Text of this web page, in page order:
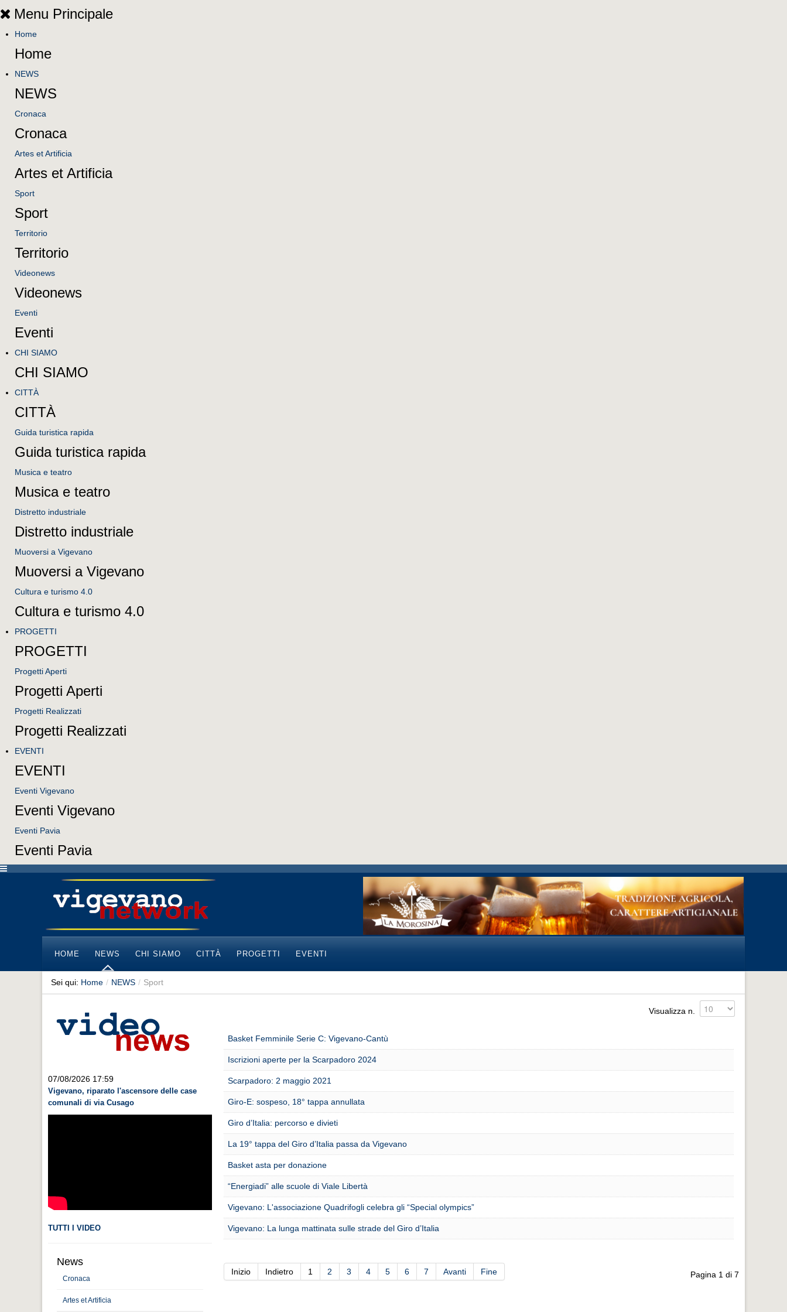
Menu Principale
Home
Home
NEWS
NEWS
Cronaca
Cronaca
Artes et Artificia
Artes et Artificia
Sport
Sport
Territorio
Territorio
Videonews
Videonews
Eventi
Eventi
CHI SIAMO
CHI SIAMO
CITTÀ
CITTÀ
Guida turistica rapida
Guida turistica rapida
Musica e teatro
Musica e teatro
Distretto industriale
Distretto industriale
Muoversi a Vigevano
Muoversi a Vigevano
Cultura e turismo 4.0
Cultura e turismo 4.0
PROGETTI
PROGETTI
Progetti Aperti
Progetti Aperti
Progetti Realizzati
Progetti Realizzati
EVENTI
EVENTI
Eventi Vigevano
Eventi Vigevano
Eventi Pavia
Eventi Pavia
HOME NEWS CHI SIAMO CITTÀ PROGETTI EVENTI
Sei qui: Home / NEWS / Sport
07/08/2026 17:59
Vigevano, riparato l'ascensore delle case
comunali di via Cusago
TUTTI I VIDEO
News
Cronaca
Artes et Artificia
Visualizza n.
Basket Femminile Serie C: Vigevano-Cantù
Iscrizioni aperte per la Scarpadoro 2024
Scarpadoro: 2 maggio 2021
Giro-E: sospeso, 18° tappa annullata
Giro d’Italia: percorso e divieti
La 19° tappa del Giro d’Italia passa da Vigevano
Basket asta per donazione
“Energiadi” alle scuole di Viale Libertà
Vigevano: L'associazione Quadrifogli celebra gli “Special olympics”
Vigevano: La lunga mattinata sulle strade del Giro d’Italia
Pagina 1 di 7
Inizio Indietro 1 2 3 4 5 6 7 Avanti Fine